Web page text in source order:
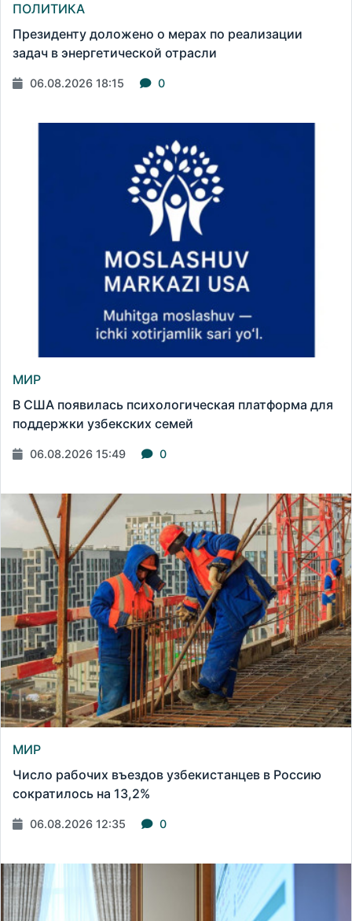
ПОЛИТИКА
Президенту доложено о мерах по реализации
задач в энергетической отрасли
06.08.2026 18:15 0
МИР
В США появилась психологическая платформа для
поддержки узбекских семей
06.08.2026 15:49 0
МИР
Число рабочих въездов узбекистанцев в Россию
сократилось на 13,2%
06.08.2026 12:35 0